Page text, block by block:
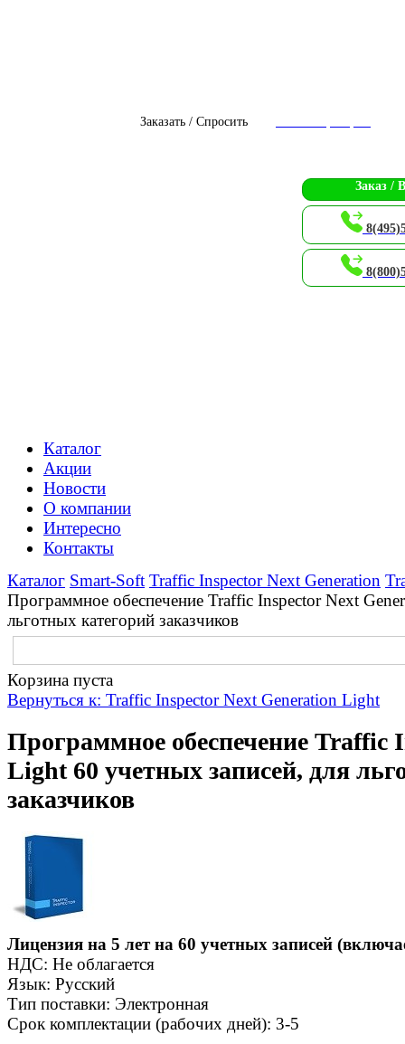
Заказать / Спросить
Заказ /
Каталог
Акции
Новости
О компании
Интересно
Контакты
Каталог Smart-Soft Traffic Inspector Next Generation
Программное обеспечение Traffic Inspector Next
льготных категорий заказчиков
Корзина пуста
Вернуться к: Traffic Inspector Next Generation Light
Программное обеспечение Traffic
Light 60 учетных записей, для
заказчиков
Лицензия на 5 лет на 60 учетных записей
НДС: Не облагается
Язык: Русский
Тип поставки: Электронная
Срок комплектации (рабочих дней): 3-5